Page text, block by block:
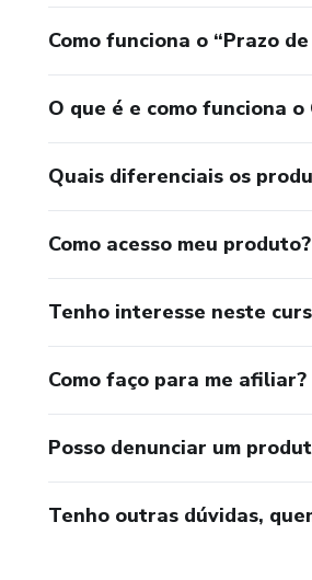
-
-
-
Como funciona o “Prazo
O que é e como funciona
Quais diferenciais os
Como acesso meu produto?
Tenho interesse neste
Como faço para me afiliar?
Posso denunciar um
Tenho outras dúvidas,